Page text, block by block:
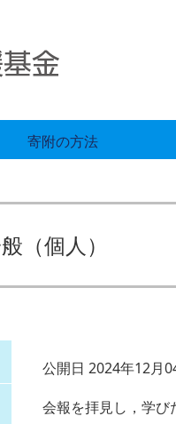
寄附の方法
個人）
公開日 2024年12月
会報を拝見し，学び